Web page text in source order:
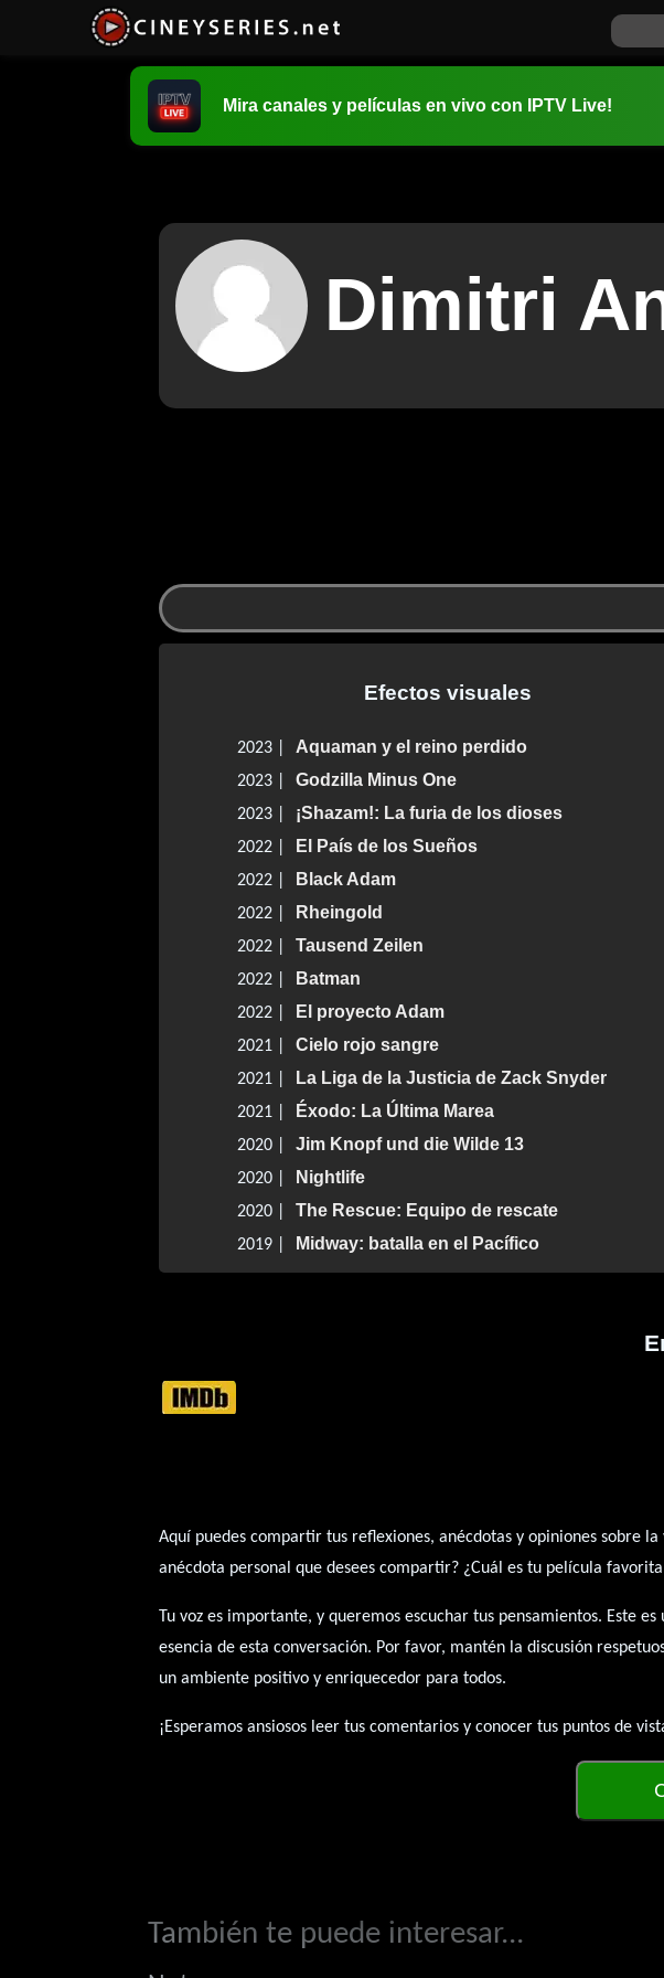
Mira canales y películas en vivo con IPTV Live!
Dimitri
Efectos visuales
2023 | Aquaman y el reino perdido
2023 | Godzilla Minus One
2023 | ¡Shazam!: La furia de los dioses
2022 | El País de los Sueños
2022 | Black Adam
2022 | Rheingold
2022 | Tausend Zeilen
2022 | Batman
2022 | El proyecto Adam
2021 | Cielo rojo sangre
2021 | La Liga de la Justicia de Zack Snyder
2021 | Éxodo: La Última Marea
2020 | Jim Knopf und die Wilde 13
2020 | Nightlife
2020 | The Rescue: Equipo de rescate
2019 | Midway: batalla en el Pacífico
Aquí puedes compartir tus reflexiones, anécdotas y opiniones sobre
anécdota personal que desees compartir? ¿Cuál es tu película
Tu voz es importante, y queremos escuchar tus pensamientos. Este
esencia de esta conversación. Por favor, mantén la discusión
un ambiente positivo y enriquecedor para todos.
¡Esperamos ansiosos leer tus comentarios y conocer tus puntos de
También te puede interesar...